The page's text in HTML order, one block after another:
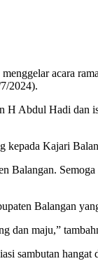
acara
2024).
Abdul Hadi
kepada Kajari
Balangan.
Balangan
dan maju,”
sambutan hangat